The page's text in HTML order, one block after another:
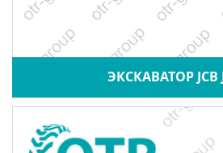
ЭКСКАВАТОР JCB